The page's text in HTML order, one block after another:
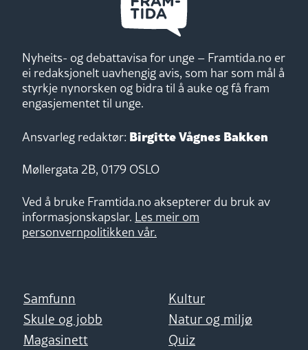
Nyheits- og debattavisa for unge – Framtida.no er
ei redaksjonelt uavhengig avis, som har som mål å
styrkje nynorsken og bidra til å auke og få fram
engasjementet til unge.
Ansvarleg redaktør: Birgitte Vågnes Bakken
Møllergata 2B, 0179 OSLO
Ved å bruke Framtida.no aksepterer du bruk av
informasjonskapslar. Les meir om
personvernpolitikken vår.
Samfunn
Kultur
Skule og jobb
Natur og miljø
Magasinett
Quiz